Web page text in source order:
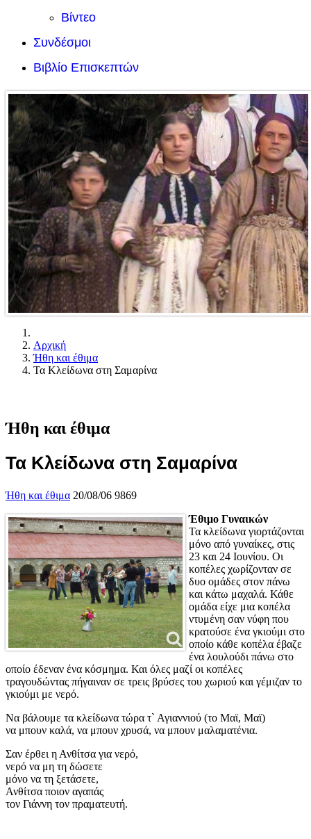
Βίντεο
Συνδέσμοι
Βιβλίο Επισκεπτών
Αρχική
Ήθη και έθιμα
Τα Κλείδωνα στη Σαμαρίνα
Ήθη και έθιμα
Τα Κλείδωνα στη Σαμαρίνα
Ήθη και έθιμα 20/08/06 9869
Έθιμο Γυναικών
Τα κλείδωνα γιορτάζονται
μόνο από γυναίκες, στις
23 και 24 Ιουνίου. Οι
κοπέλες χωρίζονταν σε
δυο ομάδες στον πάνω
και κάτω μαχαλά. Κάθε
ομάδα είχε μια κοπέλα
ντυμένη σαν νύφη που
κρατούσε ένα γκιούμι στο
οποίο κάθε κοπέλα έβαζε
ένα λουλούδι πάνω στο
οποίο έδεναν ένα κόσμημα. Και όλες μαζί οι κοπέλες
τραγουδώντας πήγαιναν σε τρεις βρύσες του χωριού και γέμιζαν το
γκιούμι με νερό.
Να βάλουμε τα κλείδωνα τώρα τ` Αγιαννιού (το Μαϊ, Μαϊ)
να μπουν καλά, να μπουν χρυσά, να μπουν μαλαματένια.
Σαν έρθει η Ανθίτσα για νερό,
νερό να μη τη δώσετε
μόνο να τη ξετάσετε,
Ανθίτσα ποιον αγαπάς
τον Γιάννη τον πραματευτή.